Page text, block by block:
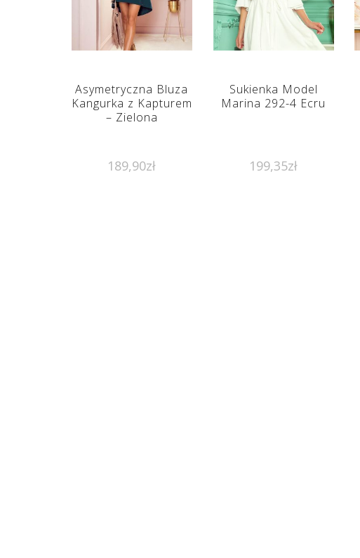
Asymetryczna Bluza
Kangurka z Kapturem
– Zielona
189,90zł
Sukienka Model
Marina 292-4 Ecru
199,35zł